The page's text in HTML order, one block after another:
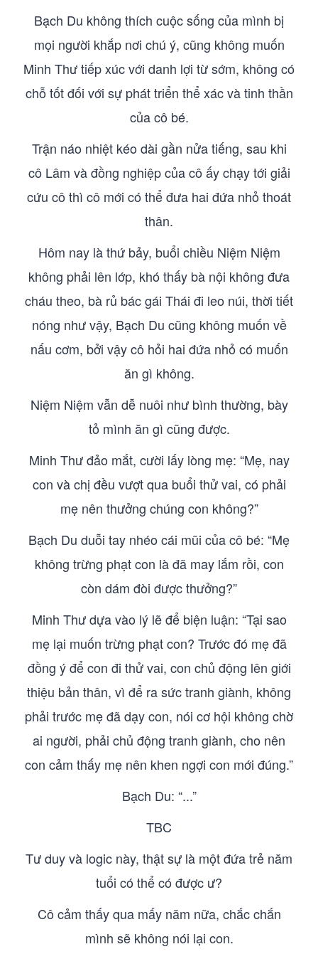
Bạch Du không thích cuộc sống của mình bị
mọi người khắp nơi chú ý, cũng không muốn
Minh Thư tiếp xúc với danh lợi từ sớm, không có
chỗ tốt đối với sự phát triển thể xác và tinh thần
của cô bé.
Trận náo nhiệt kéo dài gần nửa tiếng, sau khi
cô Lâm và đồng nghiệp của cô ấy chạy tới giải
cứu cô thì cô mới có thể đưa hai đứa nhỏ thoát
thân.
Hôm nay là thứ bảy, buổi chiều Niệm Niệm
không phải lên lớp, khó thấy bà nội không đưa
cháu theo, bà rủ bác gái Thái đi leo núi, thời tiết
nóng như vậy, Bạch Du cũng không muốn về
nấu cơm, bởi vậy cô hỏi hai đứa nhỏ có muốn
ăn gì không.
Niệm Niệm vẫn dễ nuôi như bình thường, bày
tỏ mình ăn gì cũng được.
Minh Thư đảo mắt, cười lấy lòng mẹ: “Mẹ, nay
con và chị đều vượt qua buổi thử vai, có phải
mẹ nên thưởng chúng con không?”
Bạch Du duỗi tay nhéo cái mũi của cô bé: “Mẹ
không trừng phạt con là đã may lắm rồi, con
còn dám đòi được thưởng?”
Minh Thư dựa vào lý lẽ để biện luận: “Tại sao
mẹ lại muốn trừng phạt con? Trước đó mẹ đã
đồng ý để con đi thử vai, con chủ động lên giới
thiệu bản thân, vì để ra sức tranh giành, không
phải trước mẹ đã dạy con, nói cơ hội không chờ
ai người, phải chủ động tranh giành, cho nên
con cảm thấy mẹ nên khen ngợi con mới đúng.”
Bạch Du: “...”
TBC
Tư duy và logic này, thật sự là một đứa trẻ năm
tuổi có thể có được ư?
Cô cảm thấy qua mấy năm nữa, chắc chắn
mình sẽ không nói lại con.